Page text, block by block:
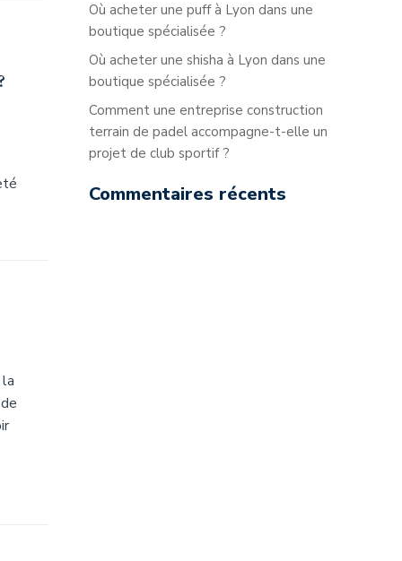
Où acheter une puff à Lyon dans une
boutique spécialisée ?
Où acheter une shisha à Lyon dans une
boutique spécialisée ?
Comment une entreprise construction
terrain de padel accompagne-t-elle un
projet de club sportif ?
Commentaires récents